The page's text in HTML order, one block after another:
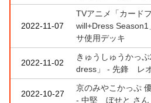
2022-11-07
TVアニメ「カード
will+Dress
サ使用デッキ
2022-11-02
きゅうしゅうかっ
dress」 - 先鋒 レ
2022-10-27
京のみやこかっぷ
- 中堅 ぼせと さん